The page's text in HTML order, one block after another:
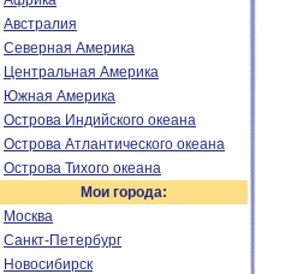
Австралия
Северная Америка
Центральная Америка
Южная Америка
Острова Индийского океана
Острова Атлантического океана
Острова Тихого океана
Мои города:
Москва
Санкт-Петербург
Новосибирск